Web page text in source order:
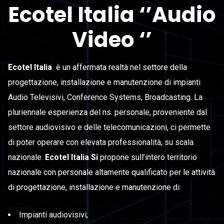
Ecotel Italia ‘’Audio
Video ‘’
Ecotel Italia è un affermata realtà nel settore della
progettazione, installazione e manutenzione di impianti
Audio Televisivi, Conference Systems, Broadcasting. La
pluriennale esperienza del ns. personale, proveniente dal
settore audiovisivo e delle telecomunicazioni, ci permette
di poter operare con elevata professionalità, su scala
nazionale. Ecotel Italia Si propone sull’intero territorio
nazionale con personale altamente qualificato per le attività
di progettazione, installazione e manutenzione di:
Impianti audiovisivi;